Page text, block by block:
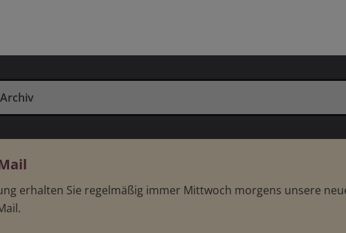
erhalten Sie regelmäßig immer Mittwoch morgens unsere